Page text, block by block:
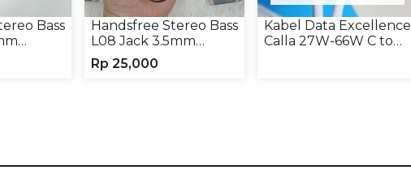
Bass
Handsfree Stereo Bass
L08 Jack 3.5mm
Earphone Headphone
Rp 25,000
Kabel Data Excellence
Calla 27W-66W C to